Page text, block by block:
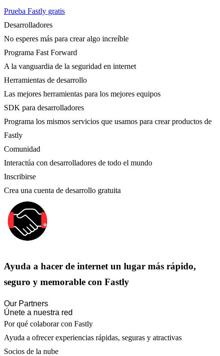
Prueba Fastly gratis
Desarrolladores
No esperes más para crear algo increíble
Programa Fast Forward
A la vanguardia de la seguridad en internet
Herramientas de desarrollo
Las mejores herramientas para los mejores equipos
SDK para desarrolladores
Programa los mismos servicios que usamos para crear productos de
Fastly
Comunidad
Interactúa con desarrolladores de todo el mundo
Inscribirse
Crea una cuenta de desarrollo gratuita
Ayuda a hacer de internet un lugar más rápido,
seguro y memorable con Fastly
Our Partners
Únete a nuestra red
Por qué colaborar con Fastly
Ayuda a ofrecer experiencias rápidas, seguras y atractivas
Socios de la nube